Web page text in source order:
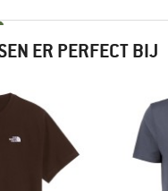
ER PERFECT BIJ